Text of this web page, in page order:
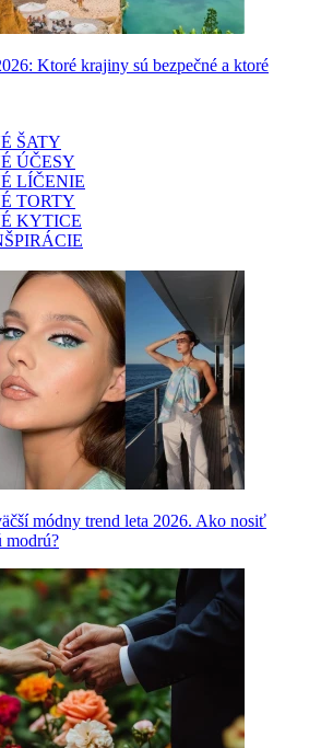
Ktoré krajiny sú bezpečné a ktoré
ŠATY
ÚČESY
LÍČENIE
TORTY
KYTICE
módny trend leta 2026. Ako nosiť
modrú?